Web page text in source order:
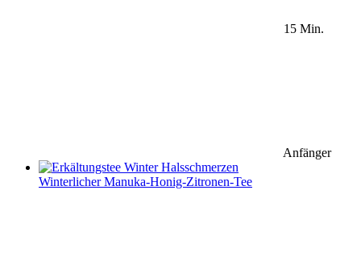
15 Min.
Anfänger
Winterlicher Manuka-Honig-Zitronen-Tee